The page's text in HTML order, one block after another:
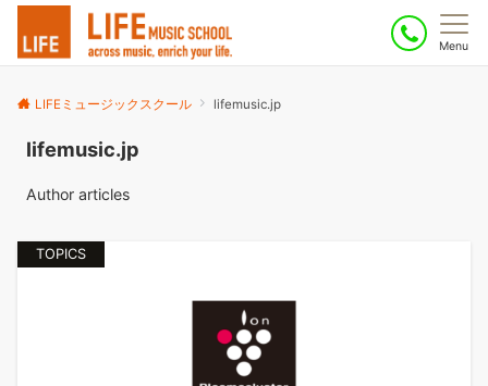
Menu
LIFEミュージックスクール lifemusic.jp
lifemusic.jp
Author articles
TOPICS